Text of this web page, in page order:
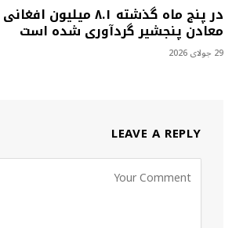
در پنج ماه گذشته ۸.۱
معادن پنجشیر گردآوری شده است
29 جولای 2026
LEAVE A REPLY